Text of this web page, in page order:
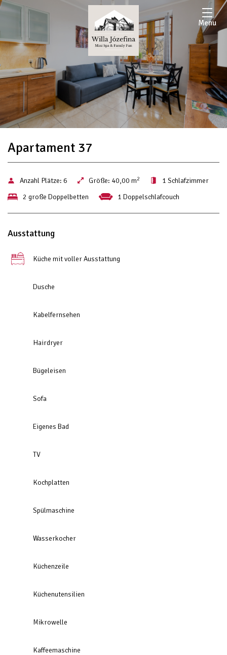
Menu
Apartament 37
Anzahl Plätze: 6 Größe: 40,00 m2
1 Schlafzimmer
2 große Doppelbetten
1 Doppelschlafcouch
Ausstattung
Küche mit voller Ausstattung
Dusche
Kabelfernsehen
Hairdryer
Bügeleisen
Sofa
Eigenes Bad
TV
Kochplatten
Spülmaschine
Wasserkocher
Küchenzeile
Küchenutensilien
Mikrowelle
Kaffeemaschine